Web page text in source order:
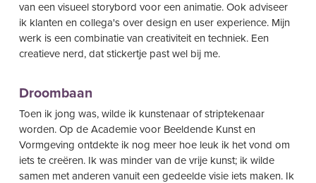
van een visueel storybord voor een animatie. Ook adviseer
ik klanten en collega's over design en user experience. Mijn
werk is een combinatie van creativiteit en techniek. Een
creatieve nerd, dat stickertje past wel bij me.
Droombaan
Toen ik jong was, wilde ik kunstenaar of striptekenaar
worden. Op de Academie voor Beeldende Kunst en
Vormgeving ontdekte ik nog meer hoe leuk ik het vond om
iets te creëren. Ik was minder van de vrije kunst; ik wilde
samen met anderen vanuit een gedeelde visie iets maken. Ik